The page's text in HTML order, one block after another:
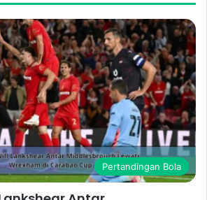
Pertandingan Bola